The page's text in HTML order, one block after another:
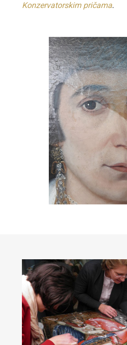
Konzervatorskim pričama.